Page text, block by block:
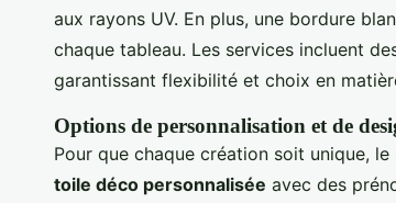
aux rayons UV. En plus, une bordure
chaque tableau. Les services incluent
garantissant flexibilité et choix en
Options de personnalisation et de
Pour que chaque création soit unique,
toile déco personnalisée avec des